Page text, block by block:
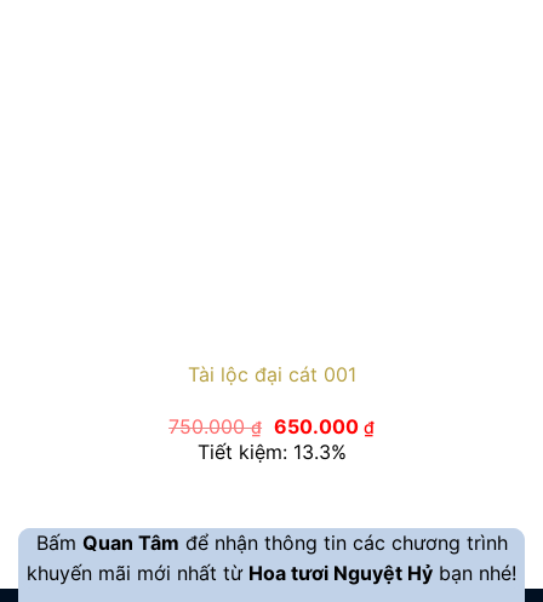
Tài lộc đại cát 001
750.000₫ Giá
gốc
là:
650.000 ₫Giá
hiện
Tiết kiệm: 13.3%
Bấm Quan Tâm để nhận thông tin các chương trình
khuyến mãi mới nhất từ Hoa tươi Nguyệt Hỷ bạn nhé!